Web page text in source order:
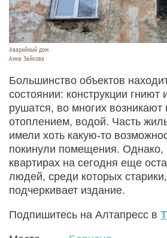
Аварийный дом.
Анна Зайкова
Большинство объектов
состоянии: конструкции гниют
рушатся, во многих возникают
отоплением, водой. Часть
имели хоть какую-то
покинули помещения. Однако,
квартирах на сегодня еще
людей, среди которых
подчеркивает издание.
Подпишитесь на Алтапресс в